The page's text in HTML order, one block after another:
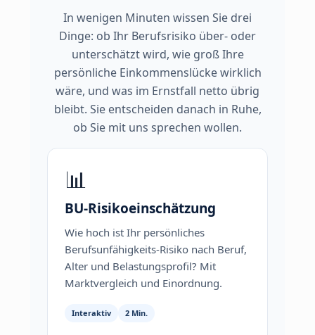
In wenigen Minuten wissen Sie drei
Dinge: ob Ihr Berufsrisiko über- oder
unterschätzt wird, wie groß Ihre
persönliche Einkommenslücke wirklich
wäre, und was im Ernstfall netto übrig
bleibt. Sie entscheiden danach in Ruhe,
ob Sie mit uns sprechen wollen.
📊
BU-Risikoeinschätzung
Wie hoch ist Ihr persönliches
Berufsunfähigkeits-Risiko nach Beruf,
Alter und Belastungsprofil? Mit
Marktvergleich und Einordnung.
Interaktiv 2 Min.